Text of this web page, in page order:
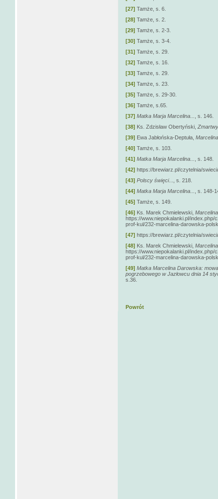
[27] Tamże, s. 6.
[28] Tamże, s. 2.
[29] Tamże, s. 2-3.
[30] Tamże, s. 3-4.
[31] Tamże, s. 29.
[32] Tamże, s. 16.
[33] Tamże, s. 29.
[34] Tamże, s. 23.
[35] Tamże, s. 29-30.
[36] Tamże, s.65.
[37] Matka Marja Marcelina...
, s. 146.
[38] Ks. Zdzisław Obertyński,
[39] Ewa Jabłońska-Deptuła,
[40] Tamże, s. 103.
[41] Matka Marja Marcelina...
, s. 148.
[42] https://brewiarz.pl/czytelnia/
[43] Polscy święci..., s. 218.
[44] Matka Marja Marcelina...
, s. 148-
[45] Tamże, s. 149.
[46] Ks. Marek Chmielewski,
https://www.niepokalanki.pl/
prof-kul/232-marcelina-darowska-
[47] https://brewiarz.pl/czytelnia/
[48] Ks. Marek Chmielewski,
https://www.niepokalanki.pl/
prof-kul/232-marcelina-darowska-
[49] Matka Marcelina Darowska:
pogrzebowego w Jazłowcu dnia 14
s.36.
Powrót